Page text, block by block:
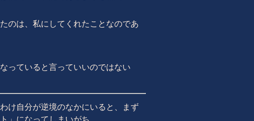
のは、私にしてくれたことなのであ
っていると言っていいのではない
け自分が逆境のなかにいると、まず
」になってしまいがち。